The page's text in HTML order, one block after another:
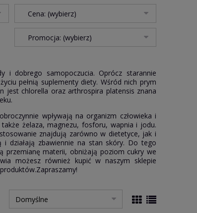
Cena: (wybierz)
Promocja: (wybierz)
i dobrego samopoczucia. Oprócz starannie
pełnią suplementy diety. Wśród nich prym
jest chlorella oraz arthrospira platensis znana
wpływają na organizm człowieka i
żelaza, magnezu, fosforu, wapnia i jodu.
znajdują zarówno w dietetyce, jak i
i działają zbawiennie na stan skóry. Do tego
przemianę materii, obniżają poziom cukry we
możesz również kupić w naszym sklepie